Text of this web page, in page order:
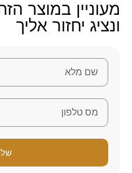
מעוניין במוצר
ונציג יחזור אליך